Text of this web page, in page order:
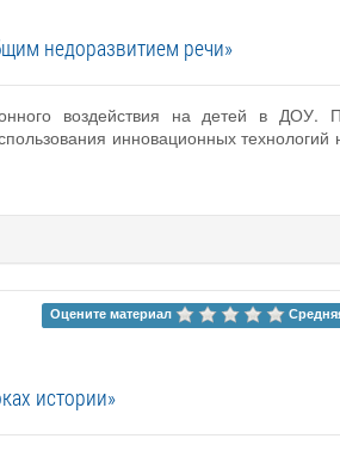
недоразвитием речи»
воздействия на детей в ДОУ.
инновационных технологий
Оцените материал
истории»